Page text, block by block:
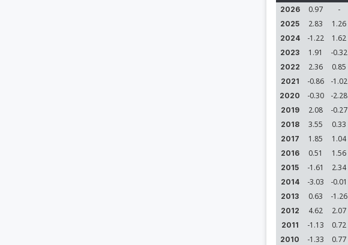
2026
0.97 -
2025 2.83 1.26
2024 -1.22 1.62
2023 1.91 -0.32
2022 2.36 0.85
2021 -0.86 -1.02
2020 -0.30 -2.28
2019 2.08 -0.27
2018 3.55 0.33
2017 1.85 1.04
2016 0.51 1.56
2015 -1.61 2.34
2014 -3.03 -0.01
2013 0.63 -1.26
2012 4.62 2.07
2011 -1.13 0.72
2010 -1.33 0.77